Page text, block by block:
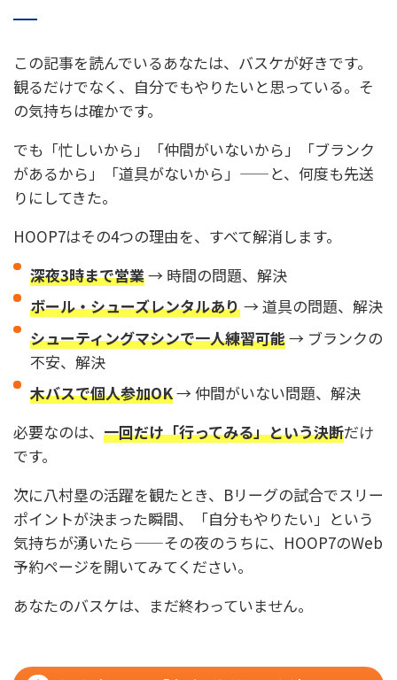
この記事を読んでいるあなたは、バスケが好きです。
観るだけでなく、自分でもやりたいと思っている。そ
の気持ちは確かです。
でも「忙しいから」「仲間がいないから」「ブランク
があるから」「道具がないから」——と、何度も先送
りにしてきた。
HOOP7はその4つの理由を、すべて解消します。
深夜3時まで営業→ 時間の問題、解決
ボール・シューズレンタルあり→ 道具の問題、解決
シューティングマシンで一人練習可能→ ブランクの
不安、解決
木バスで個人参加OK→ 仲間がいない問題、解決
必要なのは、 一回だけ「行ってみる」という決断だけ
です。
次に八村塁の活躍を観たとき、Bリーグの試合でスリー
ポイントが決まった瞬間、「自分もやりたい」という
気持ちが湧いたら——その夜のうちに、HOOP7のWeb
予約ページを開いてみてください。
あなたのバスケは、まだ終わっていません。